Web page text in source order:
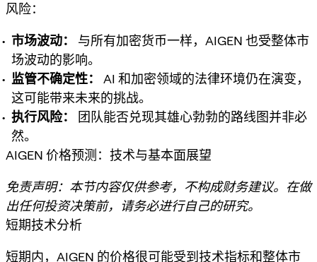
风险：
市场波动：
与所有加密货币一样，AIGEN 也受整体市
场波动的影响。
监管不确定性：
AI 和加密领域的法律环境仍在演变，
这可能带来未来的挑战。
执行风险：
团队能否兑现其雄心勃勃的路线图并非必
然。
AIGEN 价格预测：技术与基本面展望
免责声明：本节内容仅供参考，不构成财务建议。在做
出任何投资决策前，请务必进行自己的研究。
短期技术分析
短期内，AIGEN 的价格很可能受到技术指标和整体市